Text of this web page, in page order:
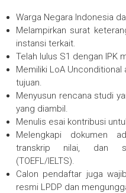
Warga Negara Indonesia
Melampirkan surat
instansi terkait.
Telah lulus S1 dengan IPK
Memiliki LoA
tujuan.
Menyusun rencana studi
yang diambil.
Menulis esai kontribusi
Melengkapi dokumen
transkrip nilai, dan
(TOEFL/IELTS).
Calon pendaftar juga
resmi LPDP dan